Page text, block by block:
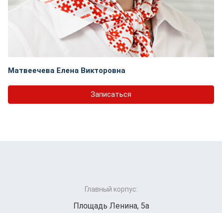
Матвеечева Елена Викторовна
Записаться
Главный корпус:
Площадь Ленина, 5а